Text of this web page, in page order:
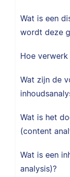
Wat is een
wordt deze
Hoe
Wat zijn de
Wat is het
(content
Wat is een
analysis)?